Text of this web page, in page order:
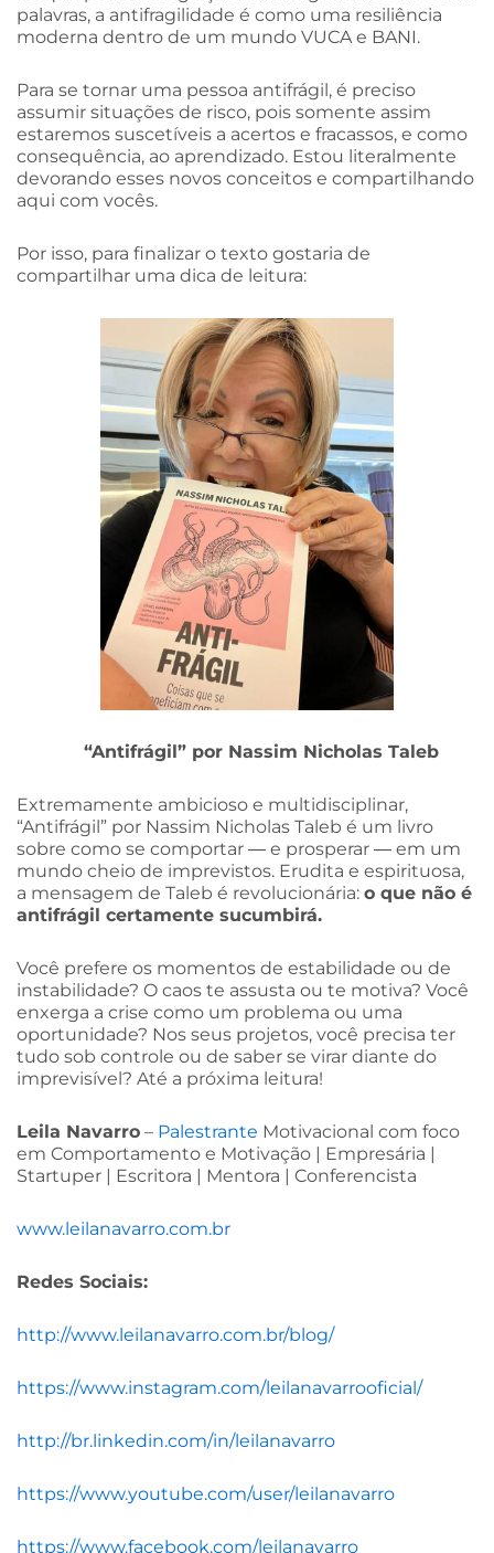
palavras, a antifragilidade é como uma resiliência
moderna dentro de um mundo VUCA e BANI.
Para se tornar uma pessoa antifrágil, é preciso
assumir situações de risco, pois somente assim
estaremos suscetíveis a acertos e fracassos, e como
consequência, ao aprendizado. Estou literalmente
devorando esses novos conceitos e compartilhando
aqui com vocês.
Por isso, para finalizar o texto gostaria de
compartilhar uma dica de leitura:
“Antifrágil” por Nassim Nicholas Taleb
Extremamente ambicioso e multidisciplinar,
“Antifrágil” por Nassim Nicholas Taleb é um livro
sobre como se comportar ― e prosperar ― em um
mundo cheio de imprevistos. Erudita e espirituosa,
a mensagem de Taleb é revolucionária: o que não é
antifrágil certamente sucumbirá.
Você prefere os momentos de estabilidade ou de
instabilidade? O caos te assusta ou te motiva? Você
enxerga a crise como um problema ou uma
oportunidade? Nos seus projetos, você precisa ter
tudo sob controle ou de saber se virar diante do
imprevisível? Até a próxima leitura!
Leila Navarro – Palestrante Motivacional com foco
em Comportamento e Motivação | Empresária |
Startuper | Escritora | Mentora | Conferencista
www.leilanavarro.com.br
Redes Sociais:
http://www.leilanavarro.com.br/blog/
https://www.instagram.com/leilanavarrooficial/
http://br.linkedin.com/in/leilanavarro
https://www.youtube.com/user/leilanavarro
https://www.facebook.com/leilanavarro